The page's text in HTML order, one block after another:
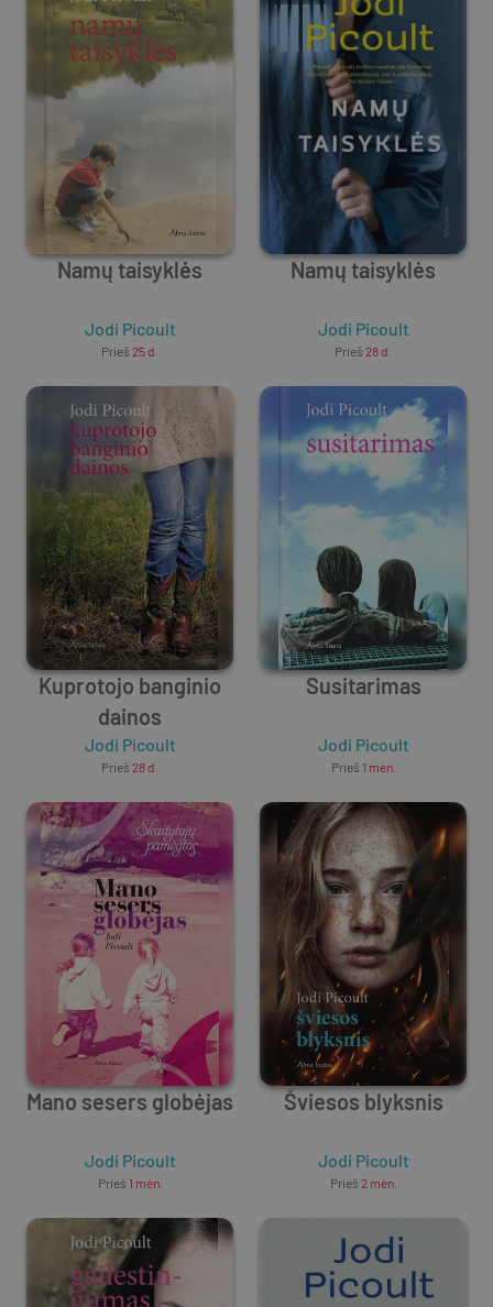
Namų taisyklės
Jodi Picoult
Prieš 25 d.
Namų taisyklės
Jodi Picoult
Prieš 28 d.
Kuprotojo banginio
dainos
Jodi Picoult
Prieš 28 d.
Susitarimas
Jodi Picoult
Prieš 1 mėn.
Mano sesers globėjas
Jodi Picoult
Prieš 1 mėn.
Šviesos blyksnis
Jodi Picoult
Prieš 2 mėn.